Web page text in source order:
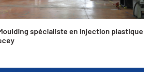
spécialiste en injection plastique